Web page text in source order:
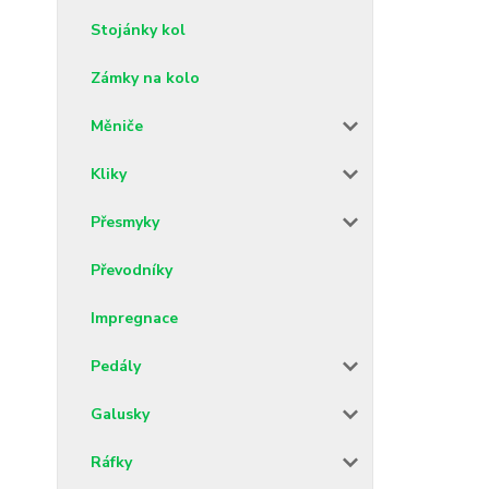
Stojánky kol
Zámky na kolo
Měniče
Kliky
Přesmyky
Převodníky
Impregnace
Pedály
Galusky
Ráfky